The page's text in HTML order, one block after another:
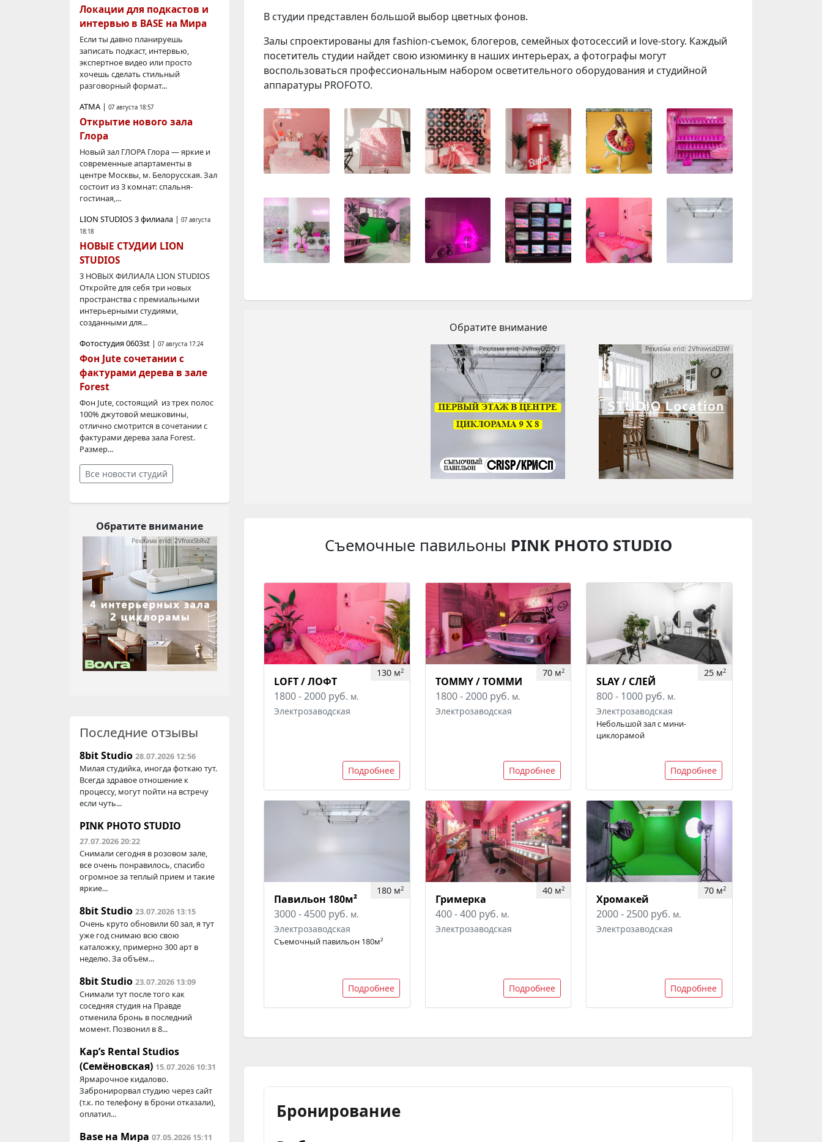
В студии представлен большой выбор цветных фонов.
Залы спроектированы для fashion-съемок, блогеров, семейных фотосессий и love-story. Каждый
посетитель студии найдет свою изюминку в наших интерьерах, а фотографы могут
воспользоваться профессиональным набором осветительного оборудования и студийной
аппаратуры PROFOTO.
Обратите внимание
Реклама erid: 2VfnxyDyzQ9 Реклама erid: 2VfnxwsdD3W
Съемочные павильоны PINK PHOTO STUDIO
130 м2
LOFT / ЛОФТ
1800 - 2000 руб. м.
Электрозаводская
Подробнее
70 м2
TOMMY / ТОММИ
1800 - 2000 руб. м.
Электрозаводская
Подробнее
25 м2
SLAY / СЛЕЙ
800 - 1000 руб. м.
Электрозаводская
Небольшой зал с мини-
циклорамой
Подробнее
180 м2
Павильон 180м²
3000 - 4500 руб. м.
Электрозаводская
Съемочный павильон 180м²
Подробнее
40 м2
Гримерка
400 - 400 руб. м.
Электрозаводская
Подробнее
70 м2
Хромакей
2000 - 2500 руб. м.
Электрозаводская
Подробнее
Бронирование
Локации для подкастов и
интервью в BASE на Мира
Если ты давно планируешь
записать подкаст, интервью,
экспертное видео или просто
хочешь сделать стильный
разговорный формат...
АТМА | 07 августа 18:57
Открытие нового зала
Глора
Новый зал ГЛОРА Глора — яркие и
современные апартаменты в
центре Москвы, м. Белорусская. Зал
состоит из 3 комнат: спальня-
гостиная,...
LION STUDIOS 3 филиала | 07 августа
18:18
НОВЫЕ СТУДИИ LION
STUDIOS
3 НОВЫХ ФИЛИАЛА LION STUDIOS
Откройте для себя три новых
пространства с премиальными
интерьерными студиями,
созданными для...
Фотостудия 0603st | 07 августа 17:24
Фон Jute сочетании с
фактурами дерева в зале
Forest
Фон Jute, состоящий из трех полос
100% джутовой мешковины,
отлично смотрится в сочетании с
фактурами дерева зала Forest.
Размер...
Все новости студий
Обратите внимание
Реклама erid: 2VfnxxSbRvZ
Последние отзывы
8bit Studio 28.07.2026 12:56
Милая студийка, иногда фоткаю тут.
Всегда здравое отношение к
процессу, могут пойти на встречу
если чуть...
PINK PHOTO STUDIO
27.07.2026 20:22
Снимали сегодня в розовом зале,
все очень понравилось, спасибо
огромное за теплый прием и такие
яркие...
8bit Studio 23.07.2026 13:15
Очень круто обновили 60 зал, я тут
уже год снимаю всю свою
каталожку, примерно 300 арт в
неделю. За объём...
8bit Studio 23.07.2026 13:09
Снимали тут после того как
соседняя студия на Правде
отменила бронь в последний
момент. Позвонил в 8...
Kap’s Rental Studios
(Семёновская) 15.07.2026 10:31
Ярмарочное кидалово.
Забронирорвал студию через сайт
(т.к. по телефону в брони отказали),
оплатил...
Base на Мира 07.05.2026 15:11